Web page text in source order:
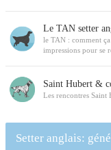
Le TAN setter
le TAN : comment
impressions pour se
Saint Hubert &
Les rencontres Saint
Setter anglais: